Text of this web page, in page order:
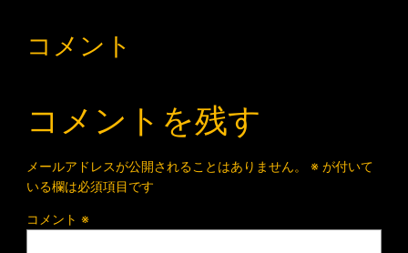
コメント
コメントを残す
メールアドレスが公開されることはありません。 ※が付いて
いる欄は必須項目です
コメント ※